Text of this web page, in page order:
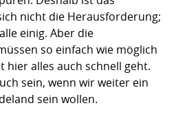
nicht die Herausforderung;
einig. Aber die
so einfach wie möglich
hier alles auch schnell geht.
sein, wenn wir weiter ein
sein wollen.